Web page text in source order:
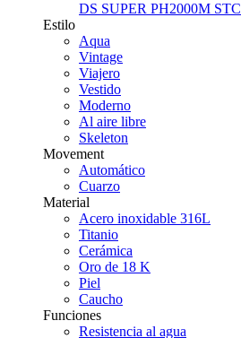
DS SUPER PH2000M STC
Estilo
Aqua
Vintage
Viajero
Vestido
Moderno
Al aire libre
Skeleton
Movement
Automático
Cuarzo
Material
Acero inoxidable 316L
Titanio
Cerámica
Oro de 18 K
Piel
Caucho
Funciones
Resistencia al agua